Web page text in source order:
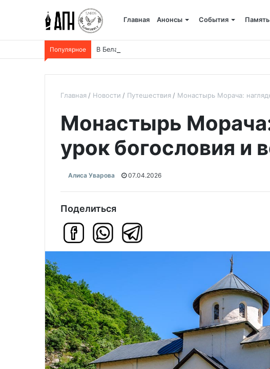
Главная Анонсы События Память
Популярное В Беларуси пройдет 250-километровый крестный
Главная Новости Путешествия Монастырь Морача:
Монастырь
урок богословия и
Алиса Уварова 07.04.2026
Поделиться